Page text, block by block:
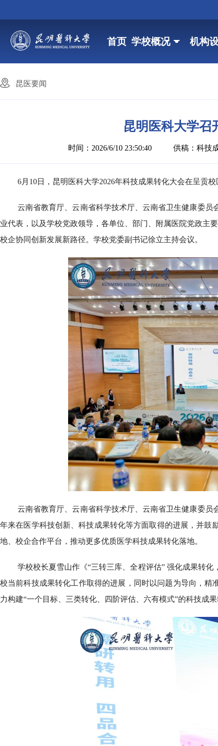
首页 学校概况 机构
昆医要闻
昆明医科大学召
时间：2026/6/10 23:50:40 供稿：科技
6月10日，昆明医科大学2026年科技成果转化大会在呈贡
云南省教育厅、云南省科学技术厅、云南省卫生健康委
业代表，以及学校党政领导，各单位、部门、附属医院党政主
校企协同创新发展新路径。学校党委副书记徐立主持会议。
云南省教育厅、云南省科学技术厅、云南省卫生健康委
年来在医学科技创新、科技成果转化等方面取得的进展，并
地、校企合作平台，推动更多优质医学科技成果转化落地。
学校校长夏雪山作《“三转三库、全程评估” 强化成果转
校当前科技成果转化工作取得的进展，同时以问题为导向，精
力构建“一个目标、三类转化、四阶评估、六有模式”的科技成